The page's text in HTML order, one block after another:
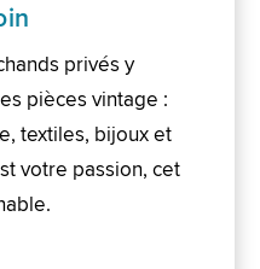
privés y
pièces vintage :
textiles, bijoux et
votre passion, cet